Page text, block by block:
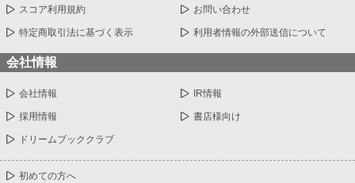
スコア利用規約 お問い合わせ
特定商取引法に基づく表示 利用者情報の外部送信について
会社情報
会社情報 IR情報
採用情報 書店様向け
ドリームブッククラブ
初めての方へ